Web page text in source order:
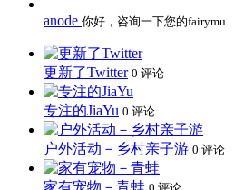
anode 你好，咨询一下您的fairymu…
更新了Twitter 0 评论
专注的JiaYu 0 评论
户外活动－乡村亲子游 0 评论
家有宠物－青蛙